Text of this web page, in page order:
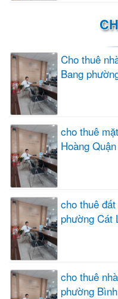
Cho thuê
Bang
cho thuê
Hoàng
cho thuê
phường Cát
cho thuê
phường